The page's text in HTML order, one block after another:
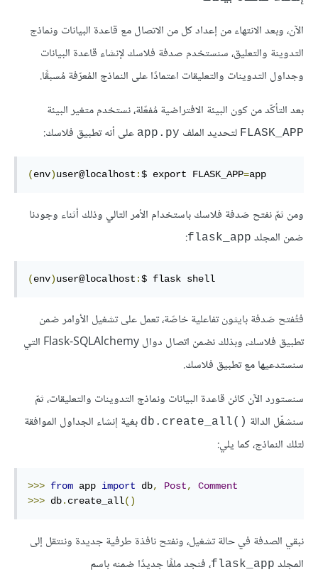
الآن، وبعد الانتهاء من إعداد كل من الاتصال مع قاعدة البيانات ونماذج
التدوينة والتعليق، سنستخدم صدفة فلاسك لإنشاء قاعدة البيانات
وجداول التدوينات والتعليقات اعتمادًا على النماذج المُعرّفة مُسبقًا.
بعد التأكّد من كون البيئة الافتراضية مُفعّلة، نستخدم متغير البيئة
FLASK_APP لتحديد الملف app.py على أنه تطبيق فلاسك:
(env)user@localhost :$ export FLASK_APP=app
ومن ثمّ نفتح صَدفة فلاسك باستخدام الأمر التالي وذلك أثناء وجودنا
ضمن المجلد flask_app
:
(env)user@localhost :$ flask shell
فتُفتح صَدفة بايثون تفاعلية خاصّة، تعمل على تشغيل الأوامر ضمن
تطبيق فلاسك، وبذلك نضمن اتصال دوال Flask-SQLAlchemy التي
سنستدعيها مع تطبيق فلاسك.
سنستورد الآن كائن قاعدة البيانات ونماذج التدوينات والتعليقات، ثمّ
سنشغّل الدالة ()db.create_all
بغية إنشاء الجداول الموافقة
لتلك النماذج، كما يلي:
>>> from app import db, Post,
Comment
>>> db. create_all()
نبقي الصدفة في حالة تشغيل، ونفتح نافذة طرفية جديدة وننتقل إلى
المجلد flask_app، فنجد ملفًا جديدًا ضمنه باسم